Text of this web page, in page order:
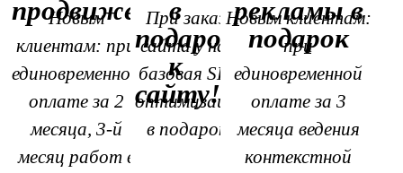
продвижение
Новым
клиентам: при
единовременной
оплате за 2
месяца, 3-й
месяц работ в
в
подарок
к
сайту!
При заказе
сайта у нас,
базовая SEO
оптимизация
в подарок!
рекламы в
подарок
Новым клиентам:
при
единовременной
оплате за 3
месяца ведения
контекстной